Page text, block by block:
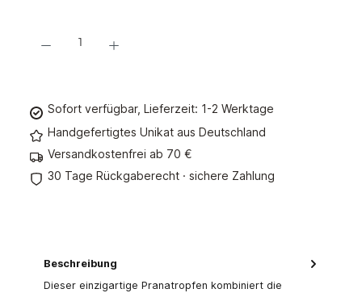
Sofort verfügbar, Lieferzeit: 1-2 Werktage
Handgefertigtes Unikat aus Deutschland
Versandkostenfrei ab 70 €
30 Tage Rückgaberecht · sichere Zahlung
Beschreibung
Dieser einzigartige Pranatropfen kombiniert die